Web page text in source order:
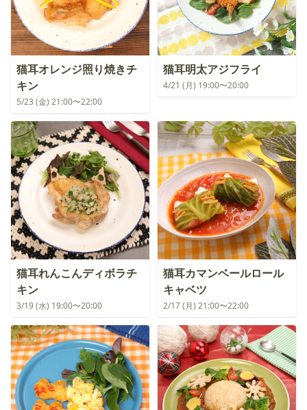
猫耳オレンジ照り焼きチ
キン
5/23 (金) 21:00〜22:00
猫耳明太アジフライ
4/21 (月) 19:00〜20:00
猫耳れんこんディボラチ
キン
3/19 (水) 19:00〜20:00
猫耳カマンベールロール
キャベツ
2/17 (月) 21:00〜22:00